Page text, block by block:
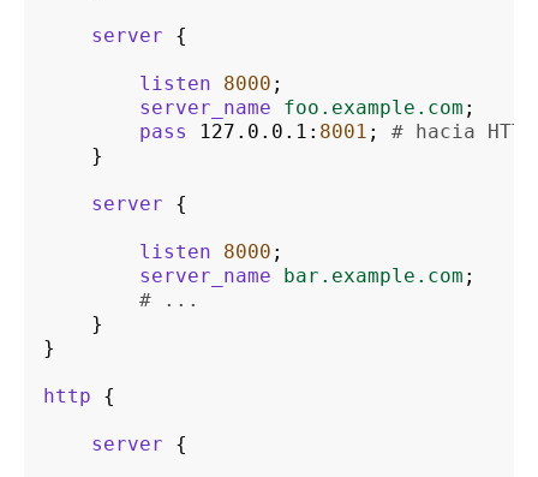
server {
listen 8000 ;
server_name
foo.example.com ;
pass
127.0.0.1 : 8001 ;
# hacia HTTP
}
server {
listen 8000 ;
server_name
bar.example.com ;
# ...
}
}
http {
server {